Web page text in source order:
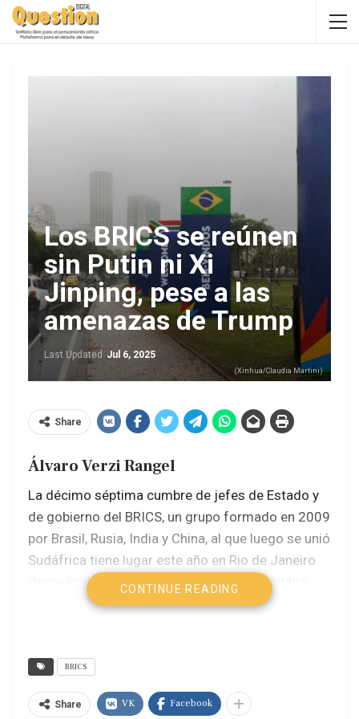
Los BRICS se reúnen
sin Putin ni Xi
Jinping, pese a las
amenazas de Trump
Last Updated Jul 6, 2025
(Xinhua/Claudia Martini)
Share
Álvaro Verzi Rangel
La décimo séptima cumbre de jefes de Estado y
de gobierno del BRICS, un grupo formado en 2009
por Brasil, Rusia, India y China, al que luego se unió
Sudáfrica tiene lugar este año en Rio de Janeiro
después de la ampliación aprobada en octubre
pasado, en Kazán, Rusia. Ahora son 11 miembros
conjunto, producen 43 de cada 100 barriles del
petróleo del mundo y realizan una cuarta parte del
comercio global.
CONTINUE READING
BRICS
Share VK Facebook